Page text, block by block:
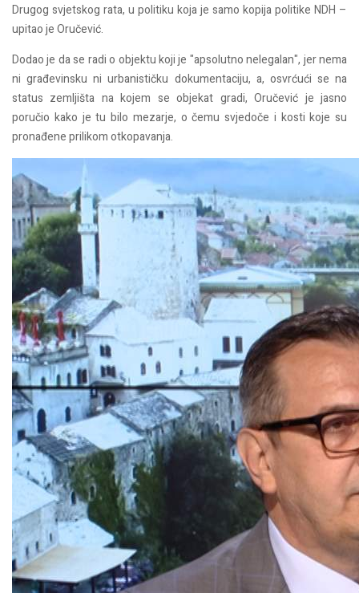
Drugog svjetskog rata, u politiku koja je samo kopija politike NDH –
upitao je Oručević.
Dodao je da se radi o objektu koji je "apsolutno nelegalan", jer nema
ni građevinsku ni urbanističku dokumentaciju, a, osvrćući se na
status zemljišta na kojem se objekat gradi, Oručević je jasno
poručio kako je tu bilo mezarje, o čemu svjedoče i kosti koje su
pronađene prilikom otkopavanja.